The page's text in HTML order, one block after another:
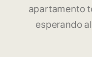
apartamento
esperando